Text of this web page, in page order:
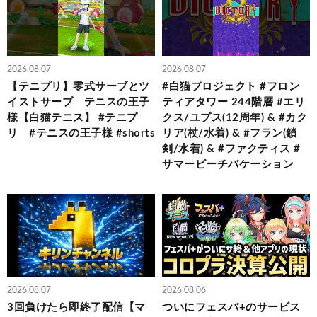
2026.08.07
【テニプリ】零式サーブとツ
イストサーブ テニスの王子
様【白猫テニス】 #テニプ
リ #テニスの王子様 #shorts
2026.08.07
#白猫プロジェクト #フロン
ティアタワー 244階層 #エリ
クス/ユプス(12周年) & #カク
リア(杖/水着) & #フラン(鎖
剣/水着) & #ファクティス #
サマービーチバケーション
2026.08.07
3回負けたら即終了配信【マ
2026.08.06
ついにフェスバ+のサービス